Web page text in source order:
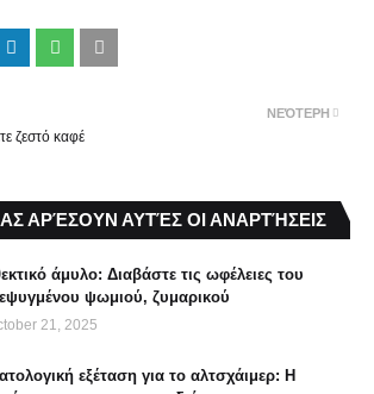
ΝΕΌΤΕΡΗ
ζεστό καφέ
ΑΡΈΣΟΥΝ ΑΥΤΈΣ ΟΙ ΑΝΑΡΤΉΣΕΙΣ
άμυλο: Διαβάστε τις ωφέλειες του
ψωμιού, ζυμαρικού
21, 2025
εξέταση για το αλτσχάιμερ: Η